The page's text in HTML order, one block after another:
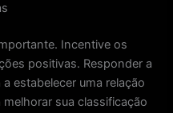
Incentive os
positivas. Responder a
estabelecer uma relação
sua classificação